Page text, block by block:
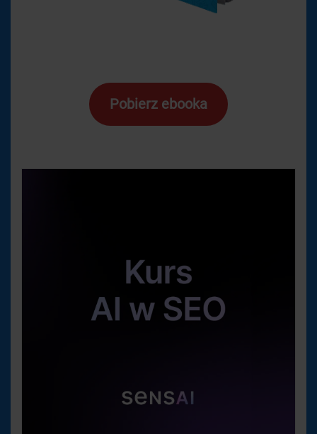
Pobierz ebooka